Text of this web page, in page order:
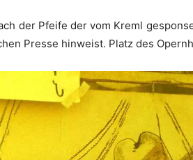
der Pfeife der vom Kreml
Presse hinweist. Platz des